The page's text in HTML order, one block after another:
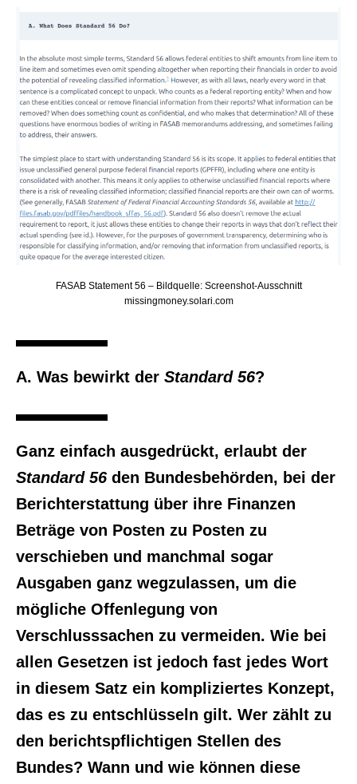
FASAB Statement 56 – Bildquelle: Screenshot-Ausschnitt
missingmoney.solari.com
A. Was bewirkt der Standard 56?
Ganz einfach ausgedrückt, erlaubt der
Standard 56 den Bundesbehörden, bei der
Berichterstattung über ihre Finanzen
Beträge von Posten zu Posten zu
verschieben und manchmal sogar
Ausgaben ganz wegzulassen, um die
mögliche Offenlegung von
Verschlusssachen zu vermeiden. Wie bei
allen Gesetzen ist jedoch fast jedes Wort
in diesem Satz ein kompliziertes Konzept,
das es zu entschlüsseln gilt. Wer zählt zu
den berichtspflichtigen Stellen des
Bundes? Wann und wie können diese